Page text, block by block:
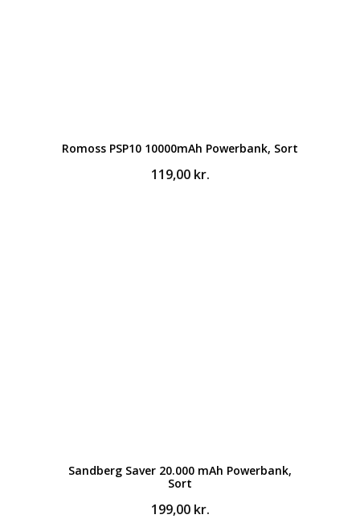
Romoss PSP10 10000mAh Powerbank, Sort
119,00 kr.
Sandberg Saver 20.000 mAh Powerbank,
Sort
199,00 kr.